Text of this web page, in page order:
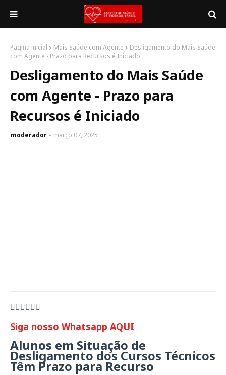
Página inicial Mais Saúde com Agente
Desligamento do Mais Saúde
com Agente - Prazo para Recursos é Iniciado
Desligamento do Mais Saúde
com Agente - Prazo para
Recursos é Iniciado
moderador março 07, 2025
👇🏻👇🏻👇🏻
Siga nosso Whatsapp AQUI
Alunos em Situação de
Desligamento dos Cursos Técnicos
Têm Prazo para Recurso